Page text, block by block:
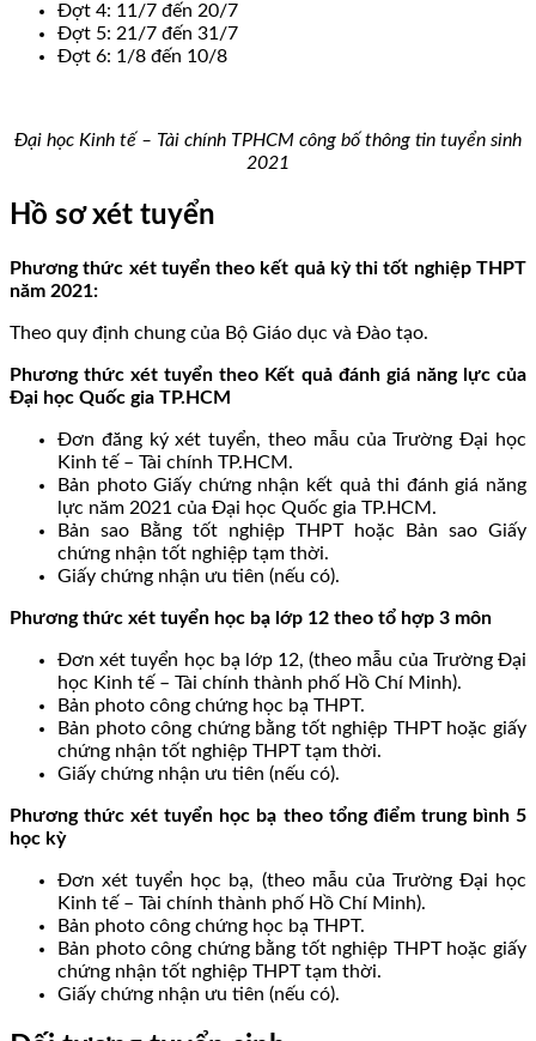
Đợt 4: 11/7 đến 20/7
Đợt 5: 21/7 đến 31/7
Đợt 6: 1/8 đến 10/8
Đại học Kinh tế – Tài chính TPHCM công bố thông tin tuyển sinh
2021
Hồ sơ xét tuyển
Phương thức xét tuyển theo kết quả kỳ thi tốt nghiệp THPT
năm 2021:
Theo quy định chung của Bộ Giáo dục và Đào tạo.
Phương thức xét tuyển theo Kết quả đánh giá năng lực của
Đại học Quốc gia TP.HCM
Đơn đăng ký xét tuyển, theo mẫu của Trường Đại học
Kinh tế – Tài chính TP.HCM.
Bản photo Giấy chứng nhận kết quả thi đánh giá năng
lực năm 2021 của Đại học Quốc gia TP.HCM.
Bản sao Bằng tốt nghiệp THPT hoặc Bản sao Giấy
chứng nhận tốt nghiệp tạm thời.
Giấy chứng nhận ưu tiên (nếu có).
Phương thức xét tuyển học bạ lớp 12 theo tổ hợp 3 môn
Đơn xét tuyển học bạ lớp 12, (theo mẫu của Trường Đại
học Kinh tế – Tài chính thành phố Hồ Chí Minh).
Bản photo công chứng học bạ THPT.
Bản photo công chứng bằng tốt nghiệp THPT hoặc giấy
chứng nhận tốt nghiệp THPT tạm thời.
Giấy chứng nhận ưu tiên (nếu có).
Phương thức xét tuyển học bạ theo tổng điểm trung bình 5
học kỳ
Đơn xét tuyển học bạ, (theo mẫu của Trường Đại học
Kinh tế – Tài chính thành phố Hồ Chí Minh).
Bản photo công chứng học bạ THPT.
Bản photo công chứng bằng tốt nghiệp THPT hoặc giấy
chứng nhận tốt nghiệp THPT tạm thời.
Giấy chứng nhận ưu tiên (nếu có).